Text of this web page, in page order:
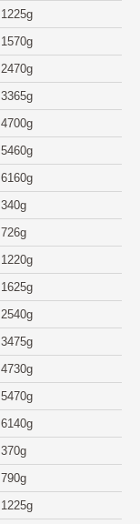
1225g
1570g
2470g
3365g
4700g
5460g
6160g
340g
726g
1220g
1625g
2540g
3475g
4730g
5470g
6140g
370g
790g
1225g